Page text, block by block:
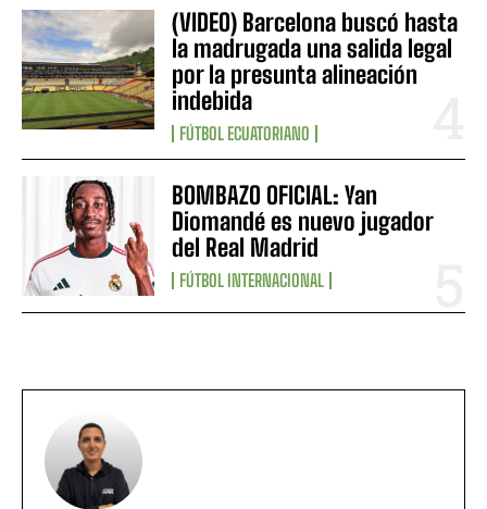
(VIDEO) Barcelona buscó hasta
la madrugada una salida legal
por la presunta alineación
indebida
FÚTBOL ECUATORIANO
BOMBAZO OFICIAL: Yan
Diomandé es nuevo jugador
del Real Madrid
FÚTBOL INTERNACIONAL